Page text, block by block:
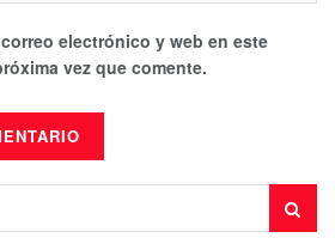
electrónico y web en este
vez que comente.